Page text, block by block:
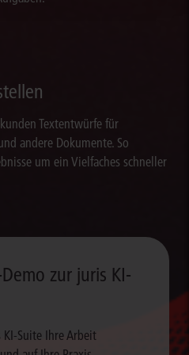
Textentwürfe für
andere Dokumente. So
um ein Vielfaches schneller
zur juris KI-
KI-Suite Ihre Arbeit